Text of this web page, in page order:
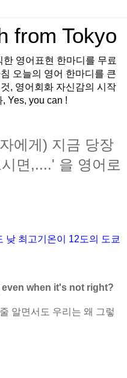
from Tokyo
영어표현 한마디를 무료
오늘의 영어 한마디를 큰
, 영어회화 자신감의 시작
Yes, you can !
에게) 지금 당장
면,....' 을 영어로
낮 최고기온이 12도의 도쿄
even when it's not right?
알면서도 우리는 왜 그렇